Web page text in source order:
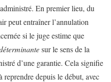
En premier lieu, du
peut entraîner l’annulation
si le juge estime que
sur le sens de la
d’une garantie. Cela signifie
reprendre depuis le début, avec